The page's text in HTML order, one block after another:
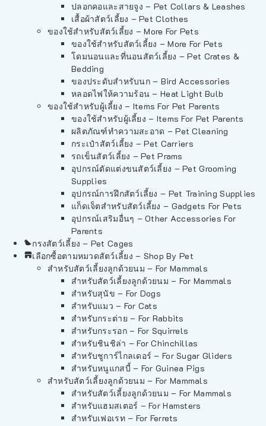
ปลอกคอและสายจูง – Pet Collars & Leashes
เสื้อผ้าสัตว์เลี้ยง – Pet Clothes
ของใช้สำหรับสัตว์เลี้ยง – More For Pets
ของใช้สำหรับสัตว์เลี้ยง – More For Pets
โดมนอนและที่นอนสัตว์เลี้ยง – Pet Crates &
Bedding
ของประดับสำหรับนก – Bird Accessories
หลอดไฟให้ความร้อน – Heat Light Bulb
ของใช้สำหรับผู้เลี้ยง – Items For Pet Parents
ของใช้สำหรับผู้เลี้ยง – Items For Pet Parents
ผลิตภัณฑ์ทำความสะอาด – Pet Cleaning
กระเป๋าสัตว์เลี้ยง – Pet Carriers
รถเข็นสัตว์เลี้ยง – Pet Prams
อุปกรณ์ตัดแต่งขนสัตว์เลี้ยง – Pet Grooming
Supplies
อุปกรณ์การฝึกสัตว์เลี้ยง – Pet Training Supplies
แก็ดเจ็ตสำหรับสัตว์เลี้ยง – Gadgets For Pets
อุปกรณ์เสริมอื่นๆ – Other Accessories For
Parents
กรงสัตว์เลี้ยง – Pet Cages
เลือกซื้อตามหมวดสัตว์เลี้ยง – Shop By Pet
สำหรับสัตว์เลี้ยงลูกด้วยนม – For Mammals
สำหรับสัตว์เลี้ยงลูกด้วยนม – For Mammals
สำหรับสุนัข – For Dogs
สำหรับแมว – For Cats
สำหรับกระต่าย – For Rabbits
สำหรับกระรอก – For Squirrels
สำหรับชินชิล่า – For Chinchillas
สำหรับชูการ์ไกลเดอร์ – For Sugar Gliders
สำหรับหนูแกสบี้ – For Guinea Pigs
สำหรับสัตว์เลี้ยงลูกด้วยนม – For Mammals
สำหรับสัตว์เลี้ยงลูกด้วยนม – For Mammals
สำหรับแฮมสเตอร์ – For Hamsters
สำหรับเฟอเรท – For Ferrets